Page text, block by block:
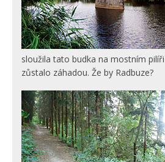
sloužila tato budka na mostním
zůstalo záhadou. Že by Radbuze?